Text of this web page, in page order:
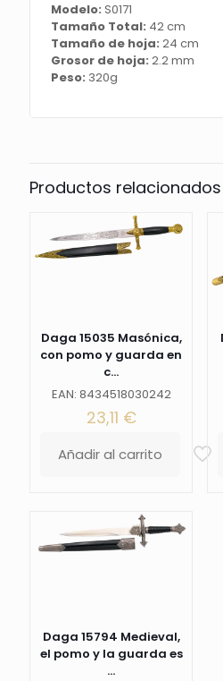
empuñadura
negro.
tamaño
la
acero.
La
acabados
en
Modelo: S0171
Tamaño Total: 42 cm
Tamaño de hoja: 24 cm
Grosor de hoja: 2.2 mm
Peso: 320g
Productos relacionados
Daga 15035 Masónica,
con pomo y guarda en
c...
EAN: 8434518030242
23,11 €
Añadir al carrito
Daga 15794 Medieval,
el pomo y la guarda es
...